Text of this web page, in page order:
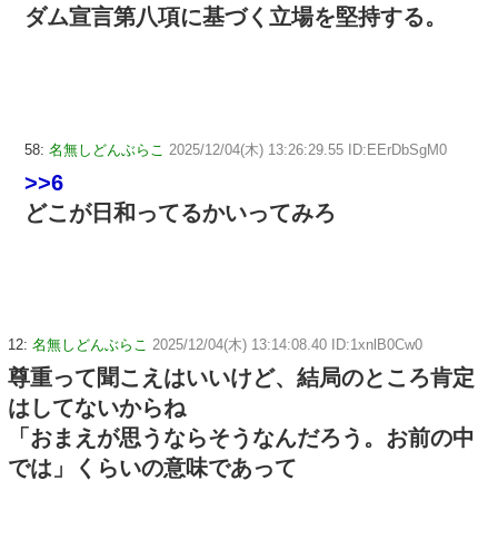
ダム宣言第八項に基づく立場を堅持する。
58: 名無しどんぶらこ 2025/12/04(木) 13:26:29.55 ID:EErDbSgM0
>>6
どこが日和ってるかいってみろ
12: 名無しどんぶらこ 2025/12/04(木) 13:14:08.40 ID:1xnlB0Cw0
尊重って聞こえはいいけど、結局のところ肯定
はしてないからね
「おまえが思うならそうなんだろう。お前の中
では」くらいの意味であって